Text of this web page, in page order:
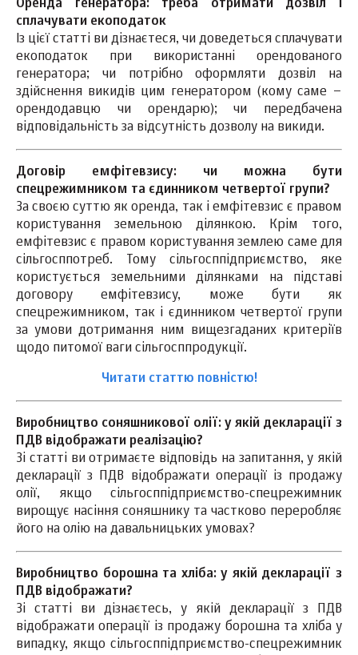
Оренда генератора: треба отримати дозвіл і
сплачувати екоподаток
Із цієї статті ви дізнаєтеся, чи доведеться сплачувати
екоподаток при використанні орендованого
генератора; чи потрібно оформляти дозвіл на
здійснення викидів цим генератором (кому саме –
орендодавцю чи орендарю); чи передбачена
відповідальність за відсутність дозволу на викиди.
Договір емфітевзису: чи можна бути
спецрежимником та єдинником четвертої групи?
За своєю суттю як оренда, так і емфітевзис є правом
користування земельною ділянкою. Крім того,
емфітевзис є правом користування землею саме для
сільгосппотреб. Тому сільгосппідприємство, яке
користується земельними ділянками на підставі
договору емфітевзису, може бути як
спецрежимником, так і єдинником четвертої групи
за умови дотримання ним вищезгаданих критеріїв
щодо питомої ваги сільгосппродукції.
Читати статтю повністю!
Виробництво соняшникової олії: у якій декларації з
ПДВ відображати реалізацію?
Зі статті ви отримаєте відповідь на запитання, у якій
декларації з ПДВ відображати операції із продажу
олії, якщо сільгосппідприємство-спецрежимник
вирощує насіння соняшнику та частково переробляє
його на олію на давальницьких умовах?
Виробництво борошна та хліба: у якій декларації з
ПДВ відображати?
Зі статті ви дізнаєтесь, у якій декларації з ПДВ
відображати операції із продажу борошна та хліба у
випадку, якщо сільгосппідприємство-спецрежимник